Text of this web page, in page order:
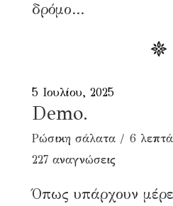
δρόμο...
5 Ιουλίου, 2025
Demo.
Ρώσικη σάλατα
6
227 αναγνώσεις
Όπως υπάρχουν